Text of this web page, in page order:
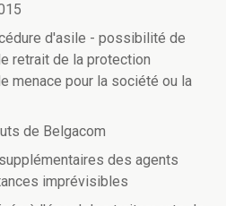
d'asile - possibilité de
retrait de la protection
menace pour la société ou la
de Belgacom
des agents
imprévisibles